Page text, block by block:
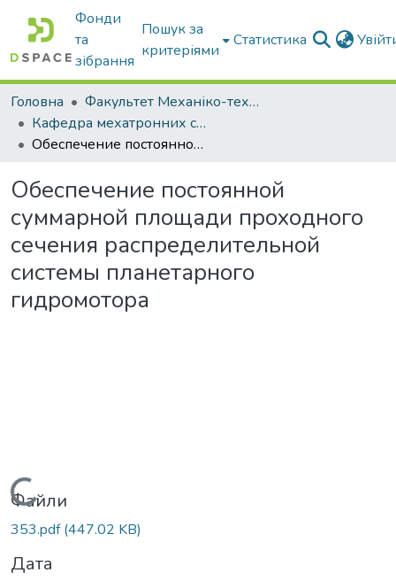
Фонди
та
зібрання
Пошук за
критеріями
Статистика
Головна
Факультет Механіко-технологічний
Кафедра мехатронних систем тракторів та сільскогосподарських машин
Обеспечение постоянной суммарной площади проходного сечения распределительной системы планетарного гидромотора
Обеспечение постоянной
суммарной площади проходного
сечения распределительной
системы планетарного
гидромотора
Вантажиться...
Файли
353.pdf(447.02 KB)
Дата